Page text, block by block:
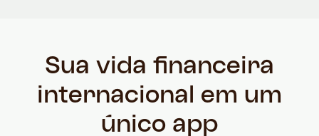
Sua vida financeira
internacional em um
único app